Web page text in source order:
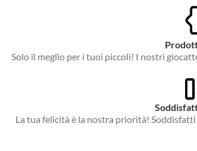
Solo il meglio per i tuoi piccoli! I nostri
La tua felicità è la nostra priorità!